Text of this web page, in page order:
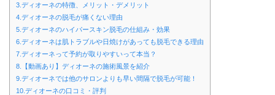
3.ディオーネの特徴、メリット・デメリット
4.ディオーネの脱毛が痛くない理由
5.ディオーネのハイパースキン脱毛の仕組み・効果
6.ディオーネは肌トラブルや日焼けがあっても脱毛できる理由
7.ディオーネって予約が取りやすいって本当？
8.【動画あり】ディオーネの施術風景を紹介
9.ディオーネでは他のサロンよりも早い間隔で脱毛が可能！
10.ディオーネの口コミ・評判